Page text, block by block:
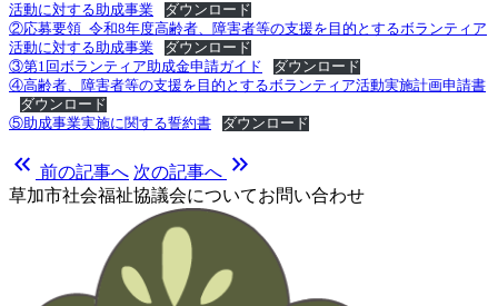
活動に対する助成事業
ダウンロード
②応募要領_令和8年度高齢者、障害者等の支援を目的とするボランティア
活動に対する助成事業
ダウンロード
③第1回ボランティア助成金申請ガイド
ダウンロード
④高齢者、障害者等の支援を目的とするボランティア活動実施計画申請書
ダウンロード
⑤助成事業実施に関する誓約書
ダウンロード
keyboard_double_arrow_left 前の記事へ 次の記事へ keyboard_double_arrow_right
草加市社会福祉協議会についてお問い合わせ